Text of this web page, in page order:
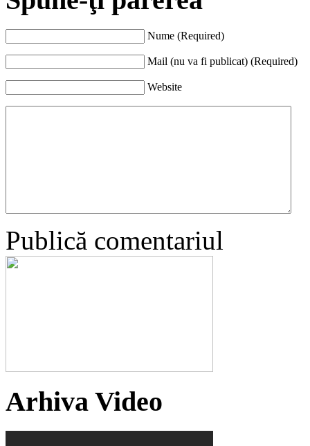
Nume (Required)
Mail (nu va fi publicat) (Required)
Website
Publică comentariul
Arhiva Video